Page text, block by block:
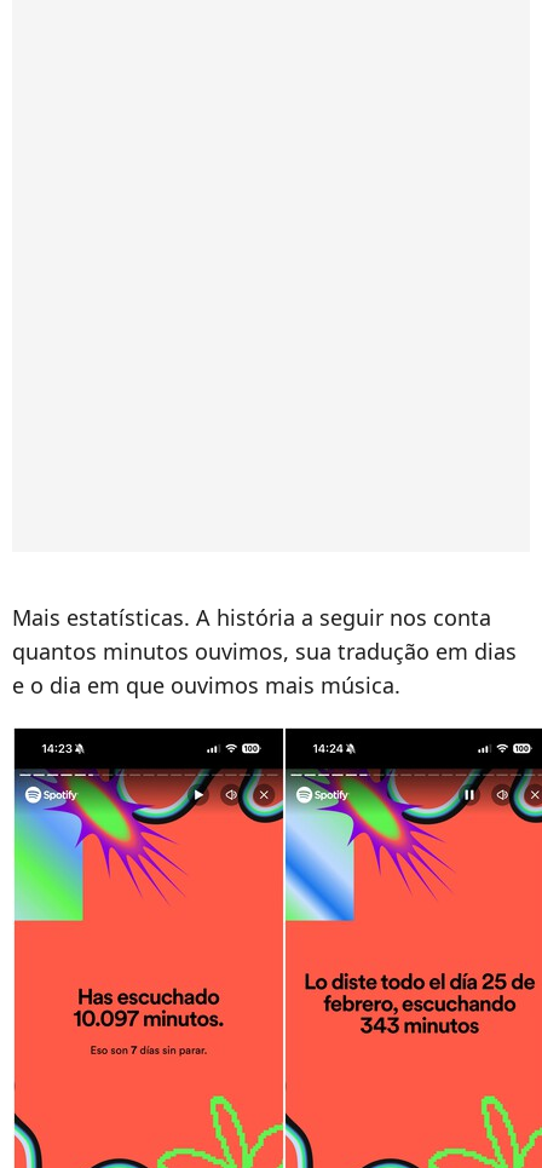
Mais estatísticas. A história a seguir nos conta
quantos minutos ouvimos, sua tradução em dias
e o dia em que ouvimos mais música.